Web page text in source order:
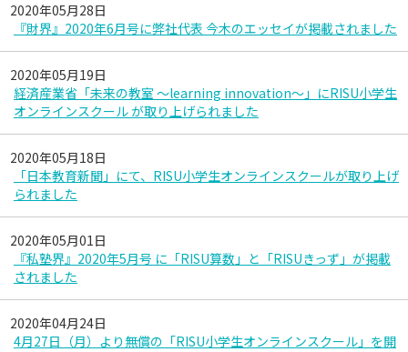
2020年05月28日
『財界』2020年6月号に弊社代表 今木のエッセイが掲載されました
2020年05月19日
経済産業省「未来の教室 ～learning innovation～」にRISU小学生
オンラインスクール が取り上げられました
2020年05月18日
「日本教育新聞」にて、RISU小学生オンラインスクールが取り上げ
られました
2020年05月01日
『私塾界』2020年5月号 に「RISU算数」と「RISUきっず」が掲載
されました
2020年04月24日
4月27日（月）より無償の「RISU小学生オンラインスクール」を開